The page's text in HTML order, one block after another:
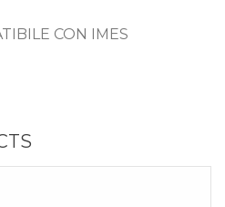
CON IMES